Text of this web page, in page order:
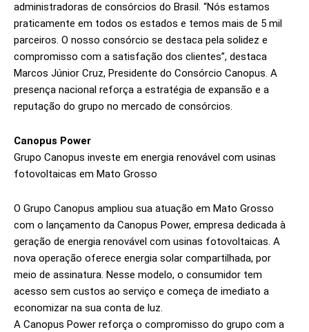
administradoras de consórcios do Brasil. “Nós estamos
praticamente em todos os estados e temos mais de 5 mil
parceiros. O nosso consórcio se destaca pela solidez e
compromisso com a satisfação dos clientes”, destaca
Marcos Júnior Cruz, Presidente do Consórcio Canopus. A
presença nacional reforça a estratégia de expansão e a
reputação do grupo no mercado de consórcios.
Canopus Power
Grupo Canopus investe em energia renovável com usinas
fotovoltaicas em Mato Grosso
O Grupo Canopus ampliou sua atuação em Mato Grosso
com o lançamento da Canopus Power, empresa dedicada à
geração de energia renovável com usinas fotovoltaicas. A
nova operação oferece energia solar compartilhada, por
meio de assinatura. Nesse modelo, o consumidor tem
acesso sem custos ao serviço e começa de imediato a
economizar na sua conta de luz.
A Canopus Power reforça o compromisso do grupo com a